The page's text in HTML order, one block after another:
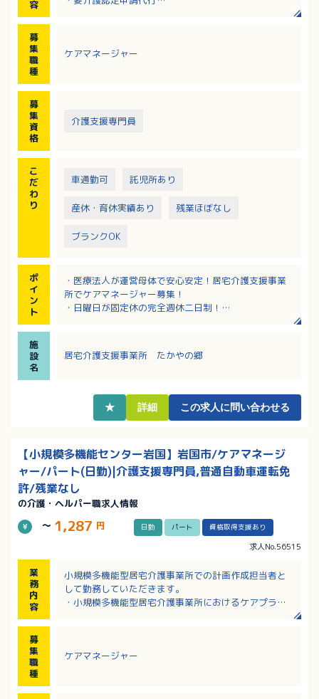
容
募
集
職
種
ケアマネージャー
募
集
資
格
介護支援専門員
こ
だ
わ
り
車通勤可 託児所あり
産休・育休実績あり 残業ほぼなし
ブランクOK
ポ
イ
ン
ト
・医療法人が運営母体で安心安定！居宅介護支援事業
所でケアマネージャー募集！
・日曜日が固定休の完全週休二日制！
・利用可能な託児施設あり！（1歳～2歳）
施
設
名
居宅介護支援事業所 たかやの郷
★ 詳細 この求人に問い合わせる
【小規模多機能センター岩国】岩国市/ケアマネージ
ャー/パート(日勤)|介護支援専門員,普通自動車運転免
許/残業なし
の介護・ヘルパー職求人情報
～ 1,287 円 日勤 パート 資格取得支援あり
求人No.56515
業
務
内
容
小規模多機能型居宅介護事業所での計画作成担当者と
して勤務していただきます。
・小規模多機能型居宅介護事業所におけるケアプラン
・認定調査業務
募
集
職
種
ケアマネージャー